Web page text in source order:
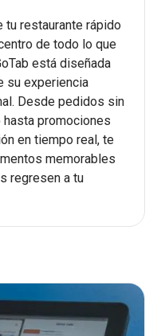
tu restaurante rápido
de todo lo que
está diseñada
su experiencia
Desde pedidos sin
promociones
en tiempo real, te
memorables
regresen a tu